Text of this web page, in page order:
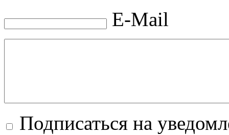
E-Mail
Подписаться на